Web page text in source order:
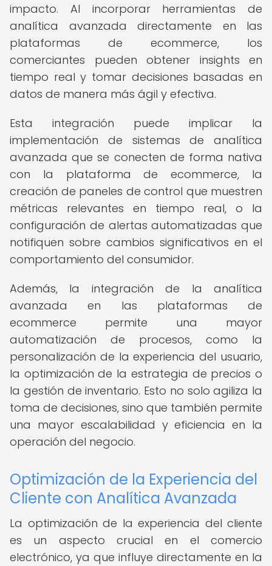
impacto. Al incorporar herramientas de
analítica avanzada directamente en las
plataformas de ecommerce, los
comerciantes pueden obtener insights en
tiempo real y tomar decisiones basadas en
datos de manera más ágil y efectiva.
Esta integración puede implicar la
implementación de sistemas de analítica
avanzada que se conecten de forma nativa
con la plataforma de ecommerce, la
creación de paneles de control que muestren
métricas relevantes en tiempo real, o la
configuración de alertas automatizadas que
notifiquen sobre cambios significativos en el
comportamiento del consumidor.
Además, la integración de la analítica
avanzada en las plataformas de
ecommerce permite una mayor
automatización de procesos, como la
personalización de la experiencia del usuario,
la optimización de la estrategia de precios o
la gestión de inventario. Esto no solo agiliza la
toma de decisiones, sino que también permite
una mayor escalabilidad y eficiencia en la
operación del negocio.
Optimización de la Experiencia del
Cliente con Analítica Avanzada
La optimización de la experiencia del cliente
es un aspecto crucial en el comercio
electrónico, ya que influye directamente en la